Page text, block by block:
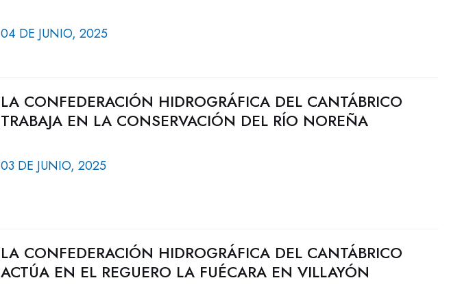
04 DE JUNIO, 2025
LA CONFEDERACIÓN HIDROGRÁFICA DEL CANTÁBRICO
TRABAJA EN LA CONSERVACIÓN DEL RÍO NOREÑA
03 DE JUNIO, 2025
LA CONFEDERACIÓN HIDROGRÁFICA DEL CANTÁBRICO
ACTÚA EN EL REGUERO LA FUÉCARA EN VILLAYÓN